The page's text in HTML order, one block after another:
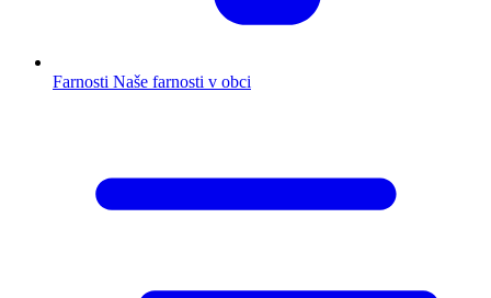
Farnosti Naše farnosti v obci